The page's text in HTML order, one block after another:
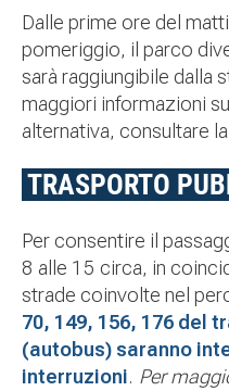
Dalle prime ore del
pomeriggio, il parco
sarà raggiungibile dalla
maggiori informazioni
alternativa, consultare la
TRASPORTO
Per consentire il
8 alle 15 circa, in
strade coinvolte nel
70, 149, 156, 176 del
(autobus) saranno
interruzioni. Per